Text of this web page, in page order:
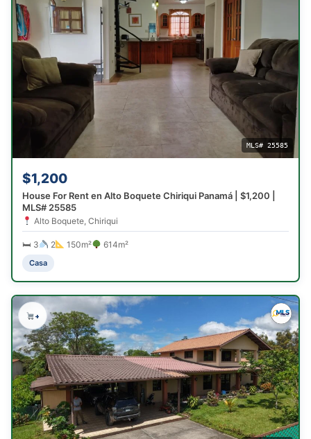
MLS# 25585
$1,200
House For Rent en Alto Boquete Chiriqui Panamá | $1,200 |
MLS# 25585
Alto Boquete, Chiriqui
🛏 3 2 150m² 614m²
Casa
+